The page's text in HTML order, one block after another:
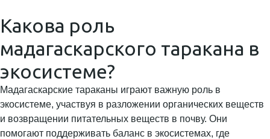
Какова роль
мадагаскарского таракана в
экосистеме?
Мадагаскарские тараканы играют важную роль в
экосистеме, участвуя в разложении органических веществ
и возвращении питательных веществ в почву. Они
помогают поддерживать баланс в экосистемах, где